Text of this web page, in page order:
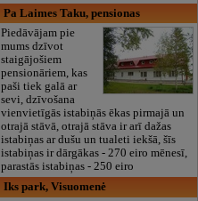
Pa Laimes Taku, pensionas
Piedāvājam pie
mums dzīvot
staigājošiem
pensionāriem, kas
paši tiek galā ar
sevi, dzīvošana
vienvietīgās istabiņās ēkas pirmajā un
otrajā stāvā, otrajā stāva ir arī dažas
istabiņas ar dušu un tualeti iekšā, šīs
istabiņas ir dārgākas - 270 eiro mēnesī,
parastās istabiņas - 250 eiro
Iks park, Visuomenė